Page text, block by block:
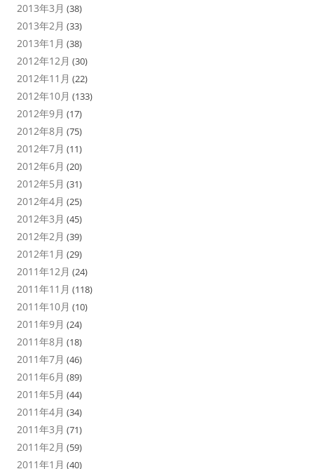
2013年3月 (38)
2013年2月 (33)
2013年1月 (38)
2012年12月 (30)
2012年11月 (22)
2012年10月 (133)
2012年9月 (17)
2012年8月 (75)
2012年7月 (11)
2012年6月 (20)
2012年5月 (31)
2012年4月 (25)
2012年3月 (45)
2012年2月 (39)
2012年1月 (29)
2011年12月 (24)
2011年11月 (118)
2011年10月 (10)
2011年9月 (24)
2011年8月 (18)
2011年7月 (46)
2011年6月 (89)
2011年5月 (44)
2011年4月 (34)
2011年3月 (71)
2011年2月 (59)
2011年1月 (40)